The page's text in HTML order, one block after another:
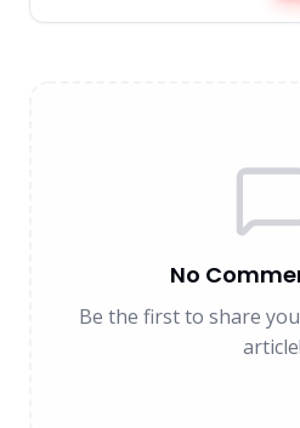
No
Be the first to share
article!